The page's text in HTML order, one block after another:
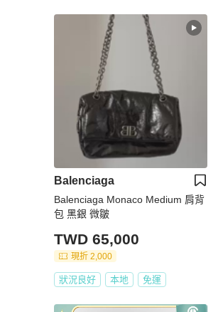
Balenciaga
Balenciaga Monaco Medium 肩背
包 黑銀 微皺
TWD 65,000
現折 2,000
狀況良好 本地 免運